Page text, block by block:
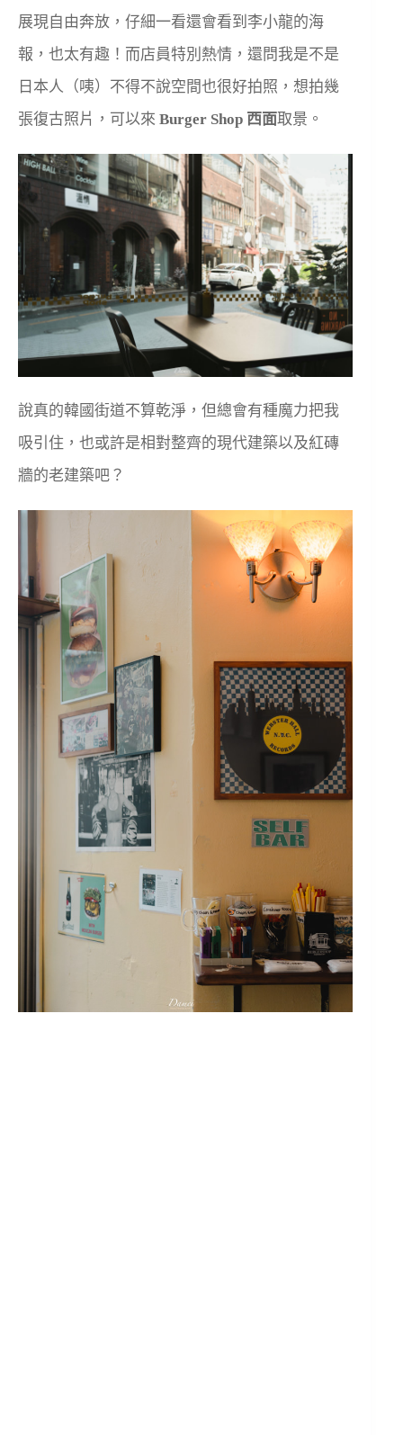
展現自由奔放，仔細一看還會看到李小龍的海
報，也太有趣！而店員特別熱情，還問我是不是
日本人（咦）不得不說空間也很好拍照，想拍幾
張復古照片，可以來 Burger Shop 西面取景。
說真的韓國街道不算乾淨，但總會有種魔力把我
吸引住，也或許是相對整齊的現代建築以及紅磚
牆的老建築吧？